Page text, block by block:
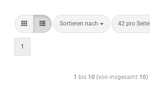
Sortieren nach 42 pro Seite
1
1 bis 10(von insgesamt 10)